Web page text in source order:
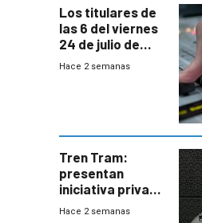
Los titulares de
las 6 del viernes
24 de julio de
2026
Hace 2 semanas
Tren Tram:
presentan
iniciativa privada
para una red de
Hace 2 semanas